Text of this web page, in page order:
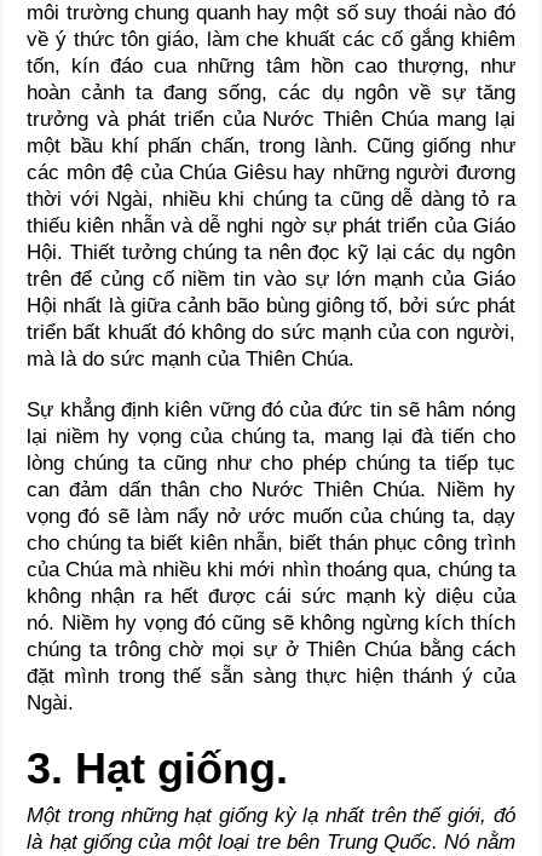
môi trường chung quanh hay một số suy thoái nào đó
về ý thức tôn giáo, làm che khuất các cố gắng khiêm
tốn, kín đáo cua những tâm hồn cao thượng, như
hoàn cảnh ta đang sống, các dụ ngôn về sự tăng
trưởng và phát triển của Nước Thiên Chúa mang lại
một bầu khí phấn chấn, trong lành. Cũng giống như
các môn đệ của Chúa Giêsu hay những người đương
thời với Ngài, nhiều khi chúng ta cũng dễ dàng tỏ ra
thiếu kiên nhẫn và dễ nghi ngờ sự phát triển của Giáo
Hội. Thiết tưởng chúng ta nên đọc kỹ lại các dụ ngôn
trên để củng cố niềm tin vào sự lớn mạnh của Giáo
Hội nhất là giữa cảnh bão bùng giông tố, bởi sức phát
triển bất khuất đó không do sức mạnh của con người,
mà là do sức mạnh của Thiên Chúa.
Sự khẳng định kiên vững đó của đức tin sẽ hâm nóng
lại niềm hy vọng của chúng ta, mang lại đà tiến cho
lòng chúng ta cũng như cho phép chúng ta tiếp tục
can đảm dấn thân cho Nước Thiên Chúa. Niềm hy
vọng đó sẽ làm nẩy nở ước muốn của chúng ta, dạy
cho chúng ta biết kiên nhẫn, biết thán phục công trình
của Chúa mà nhiều khi mới nhìn thoáng qua, chúng ta
không nhận ra hết được cái sức mạnh kỳ diệu của
nó. Niềm hy vọng đó cũng sẽ không ngừng kích thích
chúng ta trông chờ mọi sự ở Thiên Chúa bằng cách
đặt mình trong thế sẵn sàng thực hiện thánh ý của
Ngài.
3. Hạt giống.
Một trong những hạt giống kỳ lạ nhất trên thế giới, đó
là hạt giống của một loại tre bên Trung Quốc. Nó nằm